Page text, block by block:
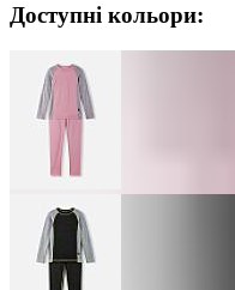
Доступні кольори: